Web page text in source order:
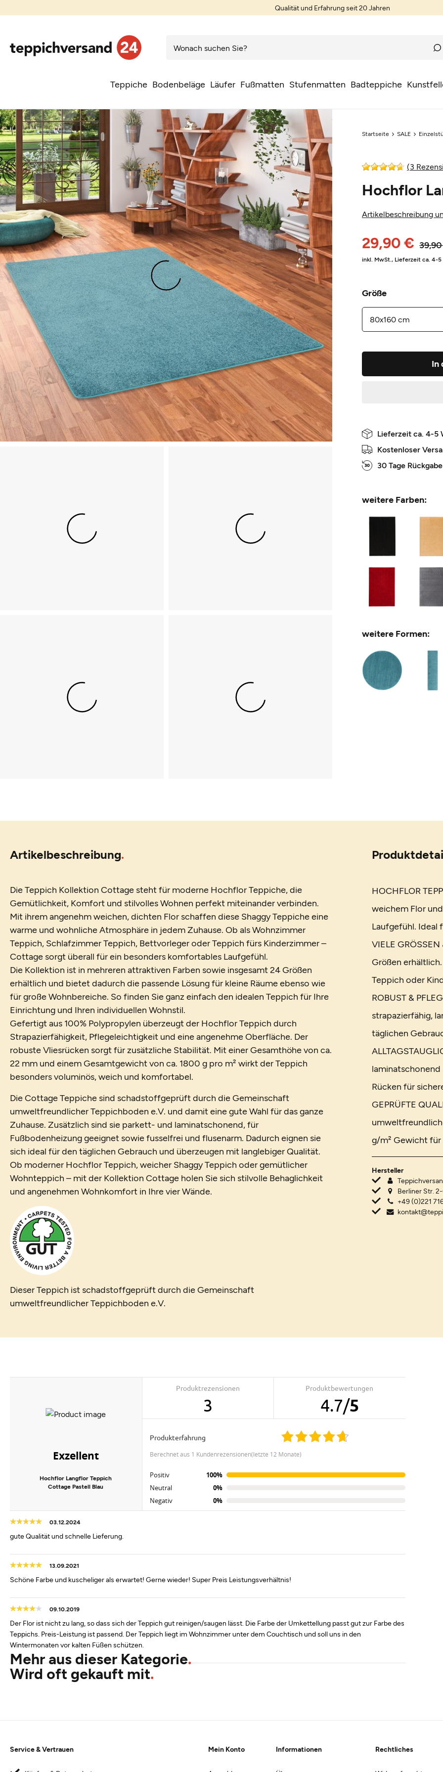
Qualität und Erfahrung seit 20 Jahren
Teppiche Bodenbeläge Läufer Fußmatten Stufenmatten Badteppiche
Startseite SALE
(3
Hochflor
Artikelbeschreibung
29,90 €
inkl. MwSt., Lieferzeit ca. 4-5
Größe
In
Lieferzeit ca. 4-5
Kostenloser
30 Tage
weitere Farben:
weitere Formen:
Artikelbeschreibung
Die Teppich Kollektion Cottage steht für moderne Hochflor Teppiche, die
Gemütlichkeit, Komfort und stilvolles Wohnen perfekt miteinander verbinden.
Mit ihrem angenehm weichen, dichten Flor schaffen diese Shaggy Teppiche eine
warme und wohnliche Atmosphäre in jedem Zuhause. Ob als Wohnzimmer
Teppich, Schlafzimmer Teppich, Bettvorleger oder Teppich fürs Kinderzimmer –
Cottage sorgt überall für ein besonders komfortables Laufgefühl.
Die Kollektion ist in mehreren attraktiven Farben sowie insgesamt 24 Größen
erhältlich und bietet dadurch die passende Lösung für kleine Räume ebenso wie
für große Wohnbereiche. So finden Sie ganz einfach den idealen Teppich für Ihre
Einrichtung und Ihren individuellen Wohnstil.
Gefertigt aus 100% Polypropylen überzeugt der Hochflor Teppich durch
Strapazierfähigkeit, Pflegeleichtigkeit und eine angenehme Oberfläche. Der
robuste Vliesrücken sorgt für zusätzliche Stabilität. Mit einer Gesamthöhe von ca.
22 mm und einem Gesamtgewicht von ca. 1800 g pro m² wirkt der Teppich
besonders voluminös, weich und komfortabel.
Die Cottage Teppiche sind schadstoffgeprüft durch die Gemeinschaft
umweltfreundlicher Teppichboden e.V. und damit eine gute Wahl für das ganze
Zuhause. Zusätzlich sind sie parkett- und laminatschonend, für
Fußbodenheizung geeignet sowie fusselfrei und flusenarm. Dadurch eignen sie
sich ideal für den täglichen Gebrauch und überzeugen mit langlebiger Qualität.
Ob moderner Hochflor Teppich, weicher Shaggy Teppich oder gemütlicher
Wohnteppich – mit der Kollektion Cottage holen Sie sich stilvolle Behaglichkeit
und angenehmen Wohnkomfort in Ihre vier Wände.
Dieser Teppich ist schadstoffgeprüft durch die Gemeinschaft
umweltfreundlicher Teppichboden e.V.
HOCHFLOR
weichem Flor
Laufgefühl. Ideal
VIELE
Größen
Teppich oder
ROBUST &
strapazierfähig,
täglichen
Rücken für
GEPRÜFTE
g/m² Gewicht
Hersteller
Berliner Str.
+49 (0)221
Exzellent
Hochflor Langflor Teppich
Cottage Pastell Blau
Produktrezensionen
3
Produktbewertungen
4.7/5
Produkterfahrung
berechnet aus 1 Kundenrezensionen(letzte 12 Monate)
Positiv
100%
Neutral
0%
Negativ
0%
03.12.2024
gute Qualität und schnelle Lieferung.
13.09.2021
Schöne Farbe und kuscheliger als erwartet! Gerne wieder! Super Preis Leistungsverhältnis!
09.10.2019
Der Flor ist nicht zu lang, so dass sich der Teppich gut reinigen/saugen lässt. Die Farbe der Umkettellung passt gut zur Farbe des
Teppichs. Preis-Leistung ist passend. Der Teppich liegt im Wohnzimmer unter dem Couchtisch und soll uns in den
Wintermonaten vor kalten Füßen schützen.
Mehr aus dieser Kategorie
Wird oft gekauft mit
Mein Konto Informationen Rechtliches
Service & Vertrauen